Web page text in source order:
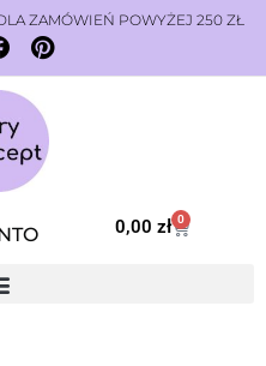
ZAMÓWIEŃ POWYŻEJ 250 ZŁ
0,00zł 0